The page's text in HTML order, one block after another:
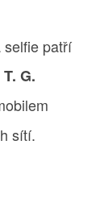
selfie patří
G.
sítí.